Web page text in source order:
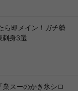
ら即メイン！ガチ勢
刺身3選
スーのかき氷シロ